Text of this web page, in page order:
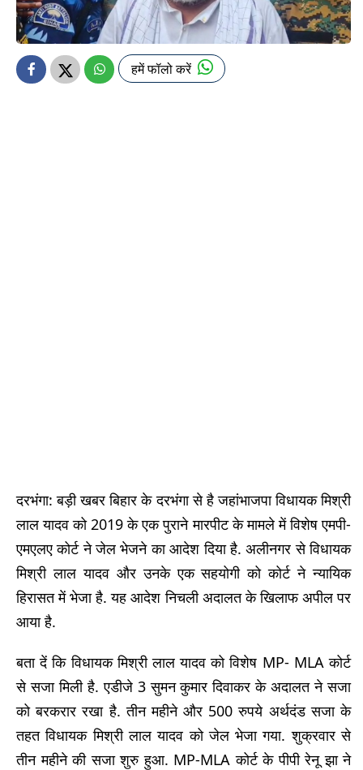
हमें फॉलो करें
दरभंगा: बड़ी खबर बिहार के दरभंगा से है जहांभाजपा विधायक मिश्री
लाल यादव को 2019 के एक पुराने मारपीट के मामले में विशेष एमपी-
एमएलए कोर्ट ने जेल भेजने का आदेश दिया है. अलीनगर से विधायक
मिश्री लाल यादव और उनके एक सहयोगी को कोर्ट ने न्यायिक
हिरासत में भेजा है. यह आदेश निचली अदालत के खिलाफ अपील पर
आया है.
बता दें कि विधायक मिश्री लाल यादव को विशेष MP- MLA कोर्ट
से सजा मिली है. एडीजे 3 सुमन कुमार दिवाकर के अदालत ने सजा
को बरकरार रखा है. तीन महीने और 500 रुपये अर्थदंड सजा के
तहत विधायक मिश्री लाल यादव को जेल भेजा गया. शुक्रवार से
तीन महीने की सजा शुरु हुआ. MP-MLA कोर्ट के पीपी रेनू झा ने